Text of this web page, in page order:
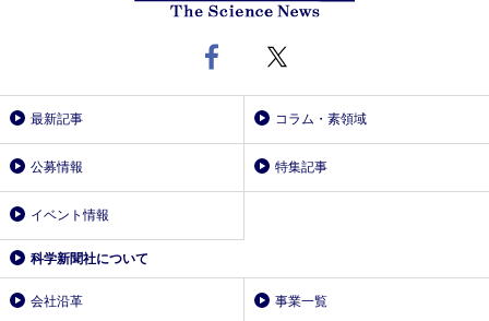
最新記事 コラム・素領域
公募情報 特集記事
イベント情報
科学新聞社について
会社沿革 事業一覧